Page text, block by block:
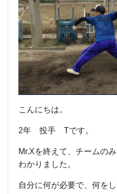
こんにちは。
2年 投手 Tです。
Mr.Xを終えて、チームの
わかりました。
自分に何が必要で、何を